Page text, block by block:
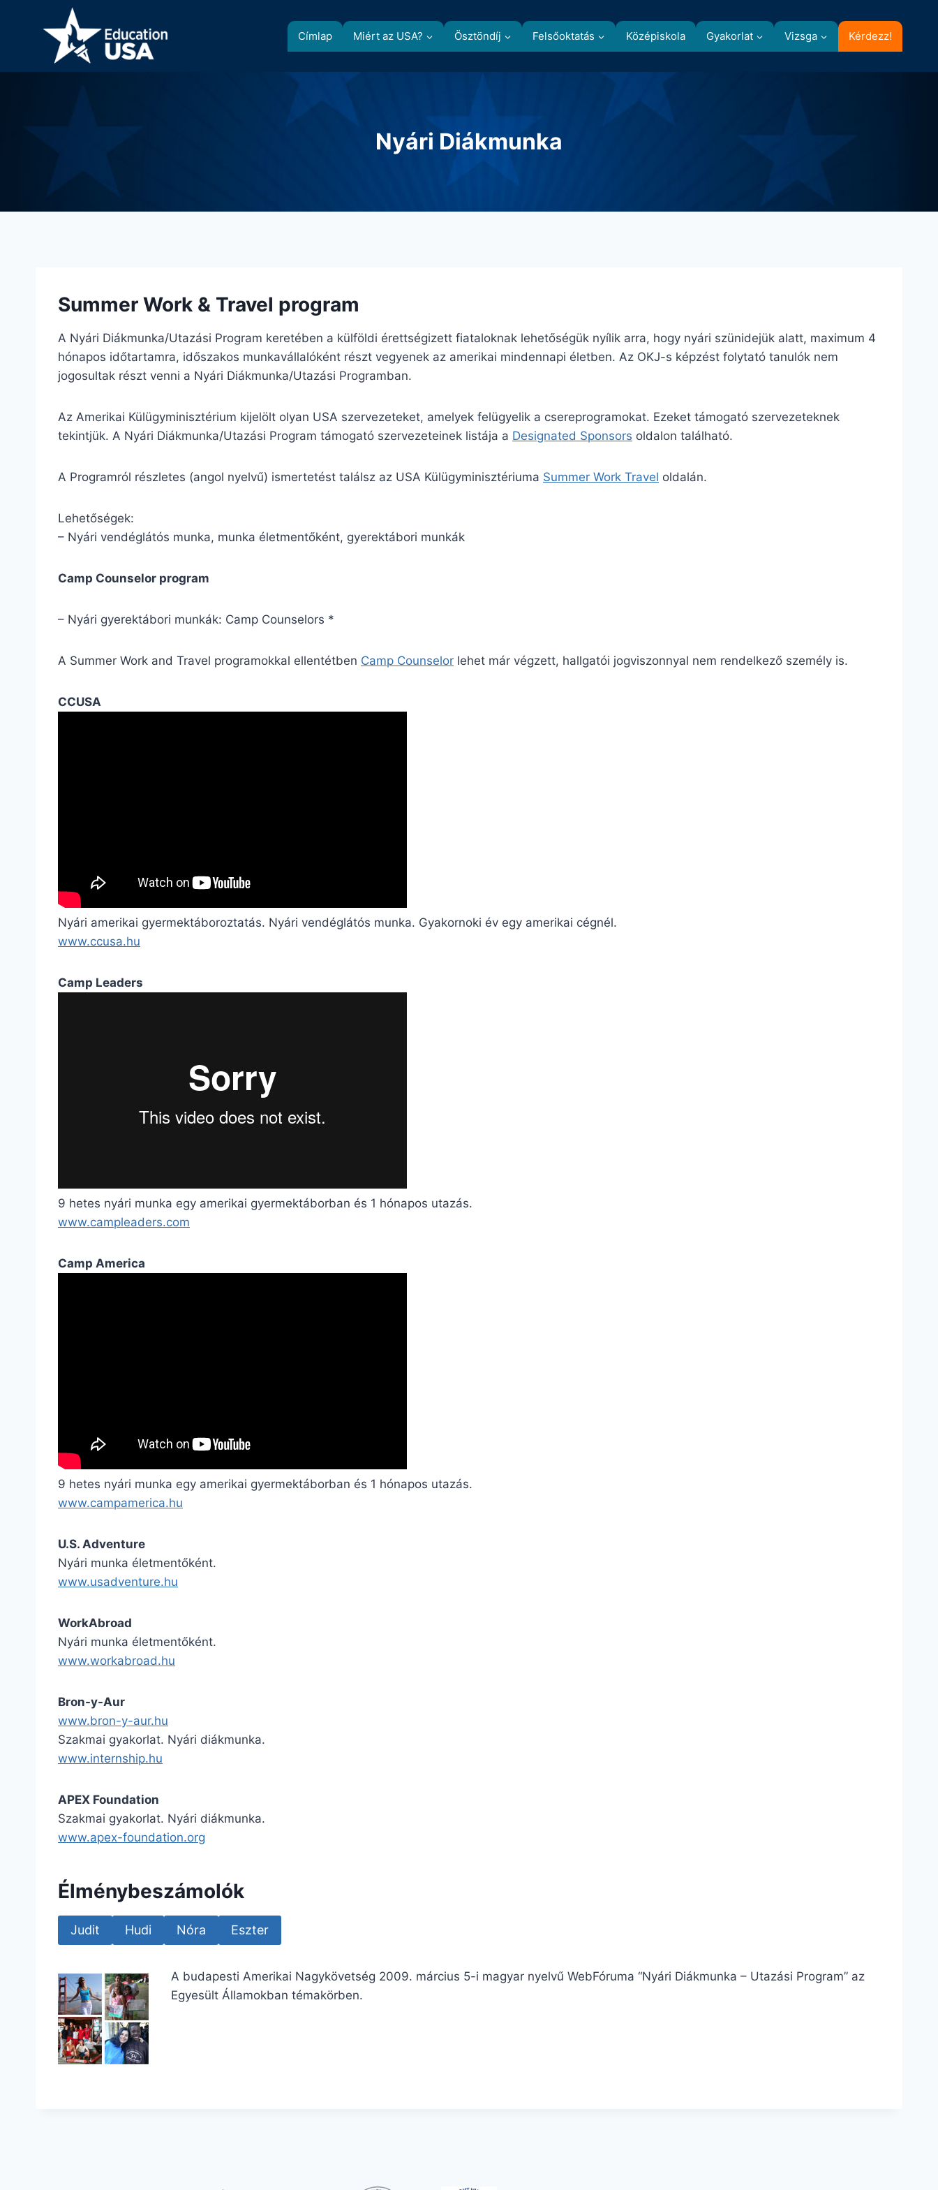
Címlap Miért az USA? Ösztöndíj Felsőoktatás Középiskola Gyakorlat Vizsga Kérdezz!
Nyári Diákmunka
Summer Work & Travel program
A Nyári Diákmunka/Utazási Program keretében a külföldi érettségizett fiataloknak lehetőségük nyílik arra, hogy nyári szünidejük alatt, maximum 4
hónapos időtartamra, időszakos munkavállalóként részt vegyenek az amerikai mindennapi életben. Az OKJ-s képzést folytató tanulók nem
jogosultak részt venni a Nyári Diákmunka/Utazási Programban.
Az Amerikai Külügyminisztérium kijelölt olyan USA szervezeteket, amelyek felügyelik a csereprogramokat. Ezeket támogató szervezeteknek
tekintjük. A Nyári Diákmunka/Utazási Program támogató szervezeteinek listája a Designated Sponsors oldalon található.
A Programról részletes (angol nyelvű) ismertetést találsz az USA Külügyminisztériuma Summer Work Travel oldalán.
Lehetőségek:
– Nyári vendéglátós munka, munka életmentőként, gyerektábori munkák
Camp Counselor program
– Nyári gyerektábori munkák: Camp Counselors *
A Summer Work and Travel programokkal ellentétben Camp Counselor lehet már végzett, hallgatói jogviszonnyal nem rendelkező személy is.
CCUSA
Nyári amerikai gyermektáboroztatás. Nyári vendéglátós munka. Gyakornoki év egy amerikai cégnél.
www.ccusa.hu
Camp Leaders
9 hetes nyári munka egy amerikai gyermektáborban és 1 hónapos utazás.
www.campleaders.com
Camp America
9 hetes nyári munka egy amerikai gyermektáborban és 1 hónapos utazás.
www.campamerica.hu
U.S. Adventure
Nyári munka életmentőként.
www.usadventure.hu
WorkAbroad
Nyári munka életmentőként.
www.workabroad.hu
Bron-y-Aur
www.bron-y-aur.hu
Szakmai gyakorlat. Nyári diákmunka.
www.internship.hu
APEX Foundation
Szakmai gyakorlat. Nyári diákmunka.
www.apex-foundation.org
Élménybeszámolók
Judit Hudi Nóra Eszter
A budapesti Amerikai Nagykövetség 2009. március 5-i magyar nyelvű WebFóruma “Nyári Diákmunka – Utazási Program” az
Egyesült Államokban témakörben.